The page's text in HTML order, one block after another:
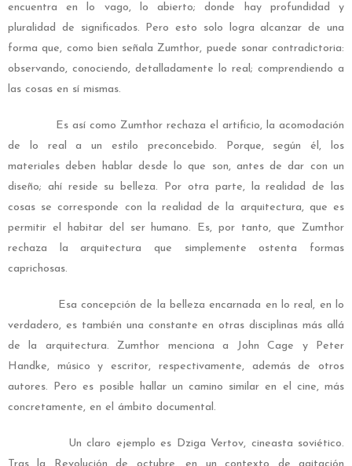
encuentra en lo vago, lo abierto; donde hay profundidad y
pluralidad de significados. Pero esto solo logra alcanzar de una
forma que, como bien señala Zumthor, puede sonar contradictoria:
observando, conociendo, detalladamente lo real; comprendiendo a
las cosas en sí mismas.
Es así como Zumthor rechaza el artificio, la acomodación
de lo real a un estilo preconcebido. Porque, según él, los
materiales deben hablar desde lo que son, antes de dar con un
diseño; ahí reside su belleza. Por otra parte, la realidad de las
cosas se corresponde con la realidad de la arquitectura, que es
permitir el habitar del ser humano. Es, por tanto, que Zumthor
rechaza la arquitectura que simplemente ostenta formas
caprichosas.
Esa concepción de la belleza encarnada en lo real, en lo
verdadero, es también una constante en otras disciplinas más allá
de la arquitectura. Zumthor menciona a John Cage y Peter
Handke, músico y escritor, respectivamente, además de otros
autores. Pero es posible hallar un camino similar en el cine, más
concretamente, en el ámbito documental.
Un claro ejemplo es Dziga Vertov, cineasta soviético.